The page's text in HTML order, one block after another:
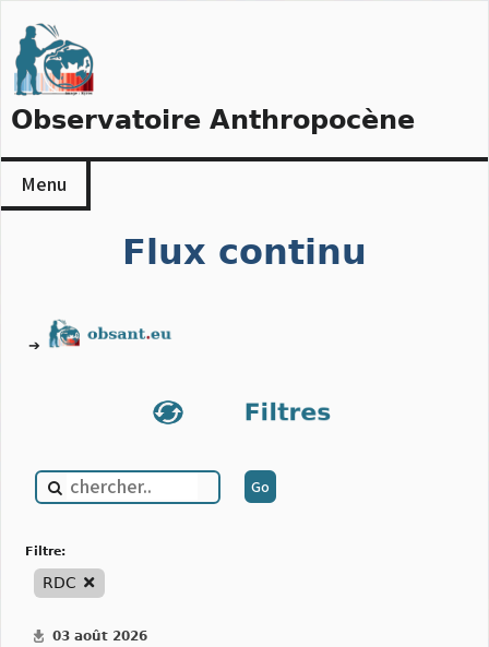
to
content
Observatoire Anthropocène
Menu
Flux continu
➔
filtre:
RDC
03 août 2026